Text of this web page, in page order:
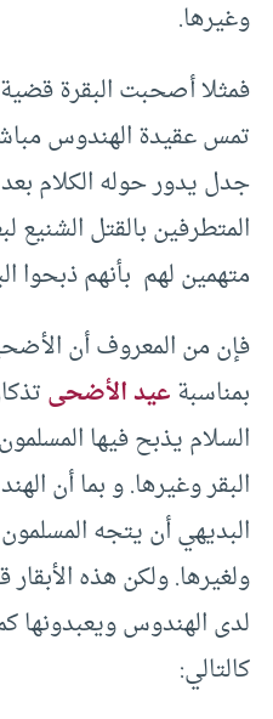
وغيرها.
فمثلا أصحبت البقرة
تمس عقيدة الهندوس
جدل يدور حوله الكلام
المتطرفين بالقتل
متهمين لهم بأنهم ذبحوا
فإن من المعروف أن
بمناسبةعيد الأضحى
السلام يذبح فيها
البقر وغيرها. و بما أن
البديهي أن يتجه
ولغيرها. ولكن هذه
لدى الهندوس ويعبدونها
كالتالي: